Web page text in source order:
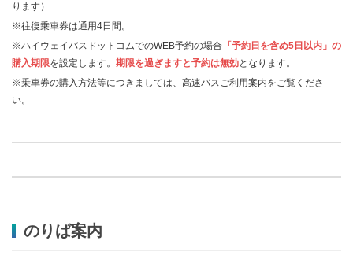
ります）
※往復乗車券は通用4日間。
※ハイウェイバスドットコムでのWEB予約の場合 「予約日を含め5日以内」の
購入期限を設定します。 期限を過ぎますと予約は無効となります。
※乗車券の購入方法等につきましては、 高速バスご利用案内をご覧くださ
い。
のりば案内